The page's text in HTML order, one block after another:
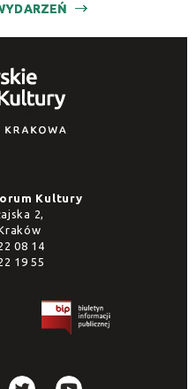
Kultury
2,
08 14
19 55